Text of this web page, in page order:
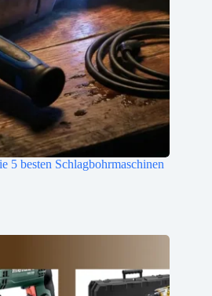
5 besten Schlagbohrmaschinen